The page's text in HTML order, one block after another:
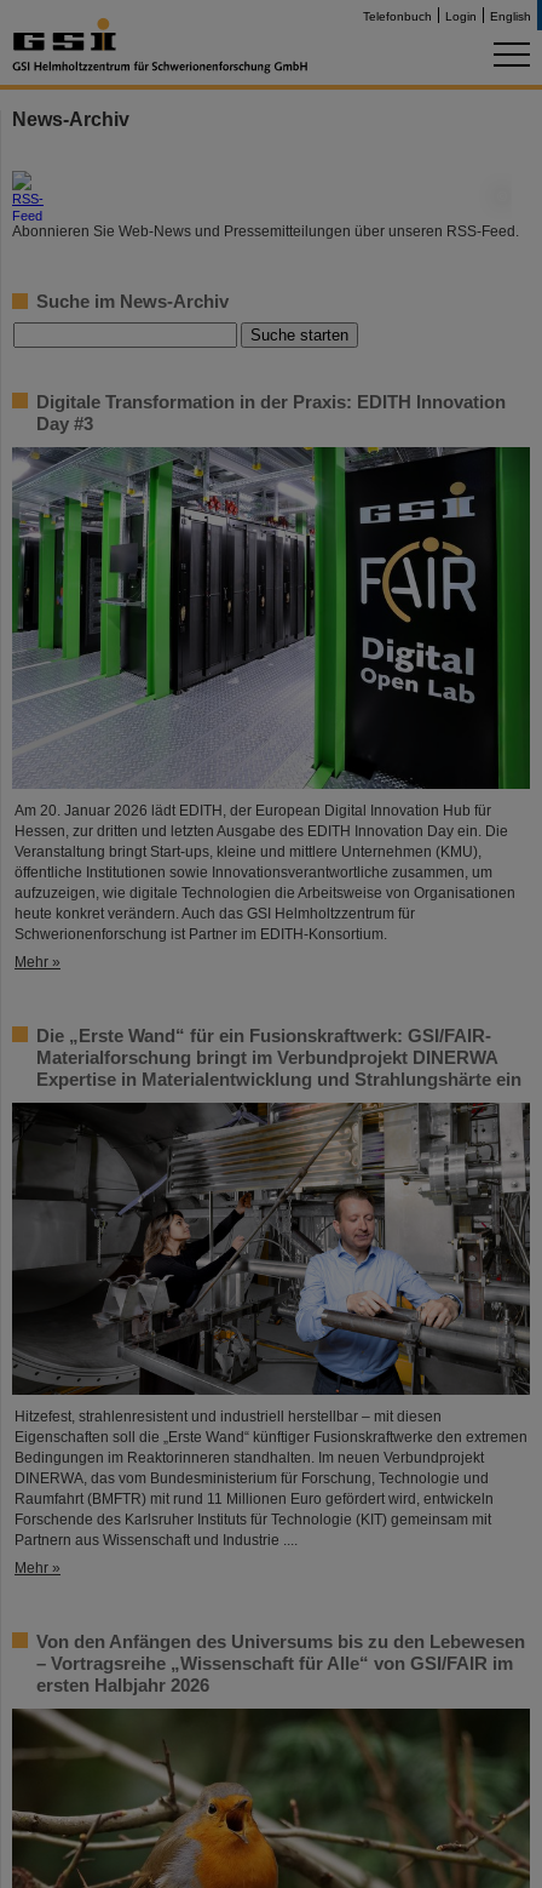
Telefonbuch Login English
News-Archiv
Abonnieren Sie Web-News und Pressemitteilungen über unseren RSS-Feed.
Suche im News-Archiv
Digitale Transformation in der Praxis: EDITH Innovation
Day #3
Am 20. Januar 2026 lädt EDITH, der European Digital Innovation Hub für
Hessen, zur dritten und letzten Ausgabe des EDITH Innovation Day ein. Die
Veranstaltung bringt Start-ups, kleine und mittlere Unternehmen (KMU),
öffentliche Institutionen sowie Innovationsverantwortliche zusammen, um
aufzuzeigen, wie digitale Technologien die Arbeitsweise von Organisationen
heute konkret verändern. Auch das GSI Helmholtzzentrum für
Schwerionenforschung ist Partner im EDITH-Konsortium.
Mehr »
Die „Erste Wand“ für ein Fusionskraftwerk: GSI/FAIR-
Materialforschung bringt im Verbundprojekt DINERWA
Expertise in Materialentwicklung und Strahlungshärte ein
Hitzefest, strahlenresistent und industriell herstellbar – mit diesen
Eigenschaften soll die „Erste Wand“ künftiger Fusionskraftwerke den extremen
Bedingungen im Reaktorinneren standhalten. Im neuen Verbundprojekt
DINERWA, das vom Bundesministerium für Forschung, Technologie und
Raumfahrt (BMFTR) mit rund 11 Millionen Euro gefördert wird, entwickeln
Forschende des Karlsruher Instituts für Technologie (KIT) gemeinsam mit
Partnern aus Wissenschaft und Industrie ....
Mehr »
Von den Anfängen des Universums bis zu den Lebewesen
– Vortragsreihe „Wissenschaft für Alle“ von GSI/FAIR im
ersten Halbjahr 2026